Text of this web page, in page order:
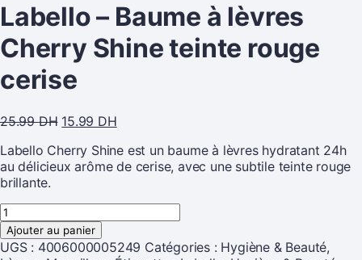
Labello – Baume à lèvres
Cherry Shine teinte rouge
cerise
25.99DH 15.99 DH
Labello Cherry Shine est un baume à lèvres hydratant 24h
au délicieux arôme de cerise, avec une subtile teinte rouge
brillante.
Ajouter au panier
UGS : 4006000005249 Catégories : Hygiène & Beauté,